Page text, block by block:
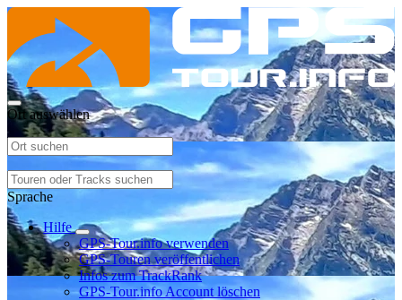
Ort auswählen
Sprache
Hilfe
GPS-Tour.info verwenden
GPS-Touren veröffentlichen
Infos zum TrackRank
GPS-Tour.info Account löschen